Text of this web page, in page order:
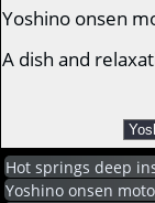
Yoshino onsen
A dish and
Hot springs deep
Yoshino onsen